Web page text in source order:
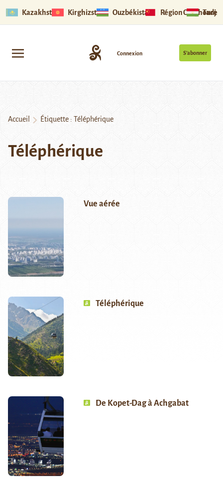
Kazakhstan Kirghizstan Ouzbékistan Région Ouïghoure
S’abonner
Connexion
Accueil Étiquette : Téléphérique
Téléphérique
Vue aérée
Téléphérique
De Kopet-Dag à Achgabat